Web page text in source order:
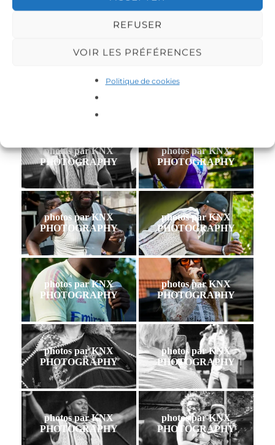
REFUSER
VOIR LES PRÉFÉRENCES
Politique de cookies
roubaix-feminin2026-1
photos par KNX
PHOTOGRAPHY
photos par KNX
PHOTOGRAPHY
photos par KNX
PHOTOGRAPHY
photos par KNX
PHOTOGRAPHY
photos par KNX
PHOTOGRAPHY
photos par KNX
PHOTOGRAPHY
photos par KNX
PHOTOGRAPHY
photos par KNX
PHOTOGRAPHY
photos par KNX
PHOTOGRAPHY
photos par KNX
PHOTOGRAPHY